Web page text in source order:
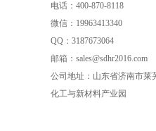
电话：400-870-8118
微信：19963413340
QQ：3187673064
邮箱：sales@sdhr2016.com
公司地址：山东省济南市莱
化工与新材料产业园